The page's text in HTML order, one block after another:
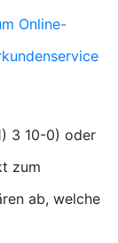
Online-
) oder
zum
ab, welche